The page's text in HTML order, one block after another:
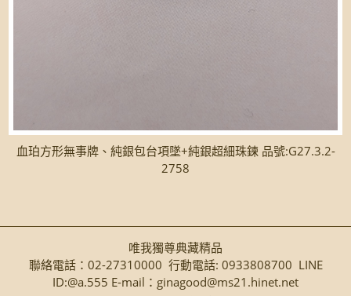
血珀方形無事牌、純銀包台項墜+純銀超細珠鍊 品號:G27.3.2-
2758
唯我獨尊典藏精品
聯絡電話：02-27310000 行動電話: 0933808700 LINE
ID:@a.555 E-mail：ginagood@ms21.hinet.net